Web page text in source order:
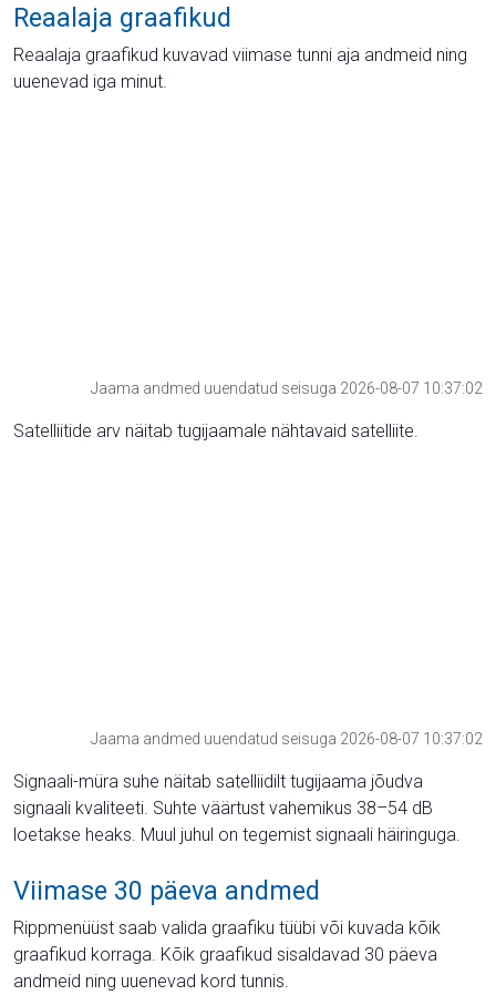
Reaalaja graafikud
Reaalaja graafikud kuvavad viimase tunni aja andmeid ning
uuenevad iga minut.
Jaama andmed uuendatud seisuga 2026-08-07 10:37:02
Satelliitide arv näitab tugijaamale nähtavaid satelliite.
Jaama andmed uuendatud seisuga 2026-08-07 10:37:02
Signaali-müra suhe näitab satelliidilt tugijaama jõudva
signaali kvaliteeti. Suhte väärtust vahemikus 38–54 dB
loetakse heaks. Muul juhul on tegemist signaali häiringuga.
Viimase 30 päeva andmed
Rippmenüüst saab valida graafiku tüübi või kuvada kõik
graafikud korraga. Kõik graafikud sisaldavad 30 päeva
andmeid ning uuenevad kord tunnis.